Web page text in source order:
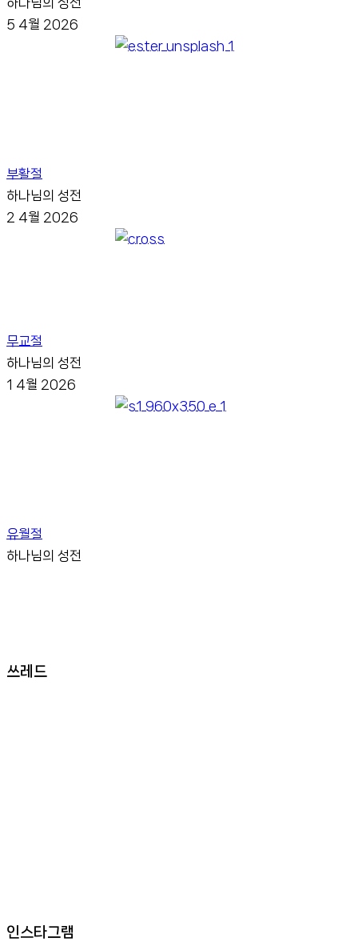
5 4월 2026
부활절
하나님의 성전
2 4월 2026
무교절
하나님의 성전
1 4월 2026
유월절
하나님의 성전
쓰레드
인스타그램